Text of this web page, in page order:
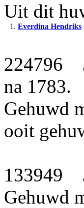
Uit dit
1. Everdina Hendriks
224796
na 1783.
Gehuwd
ooit
133949
Gehuwd